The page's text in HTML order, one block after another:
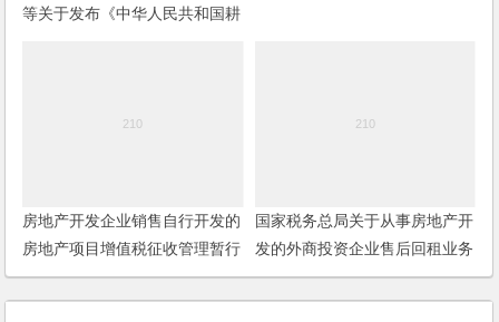
等关于发布《中华人民共和国耕
房地产开发企业销售自行开发的
房地产项目增值税征收管理暂行
办法
国家税务总局关于从事房地产开
发的外商投资企业售后回租业务
所得税处理问题的批复